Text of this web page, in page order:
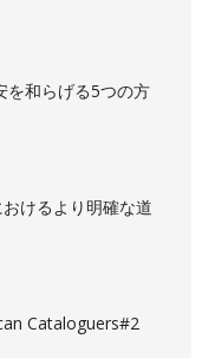
を和らげる5つの方
けるより明確な道
Cataloguers#2